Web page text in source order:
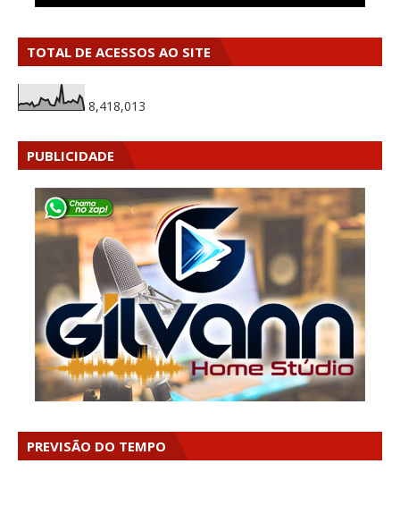
TOTAL DE ACESSOS AO SITE
8,418,013
PUBLICIDADE
PREVISÃO DO TEMPO